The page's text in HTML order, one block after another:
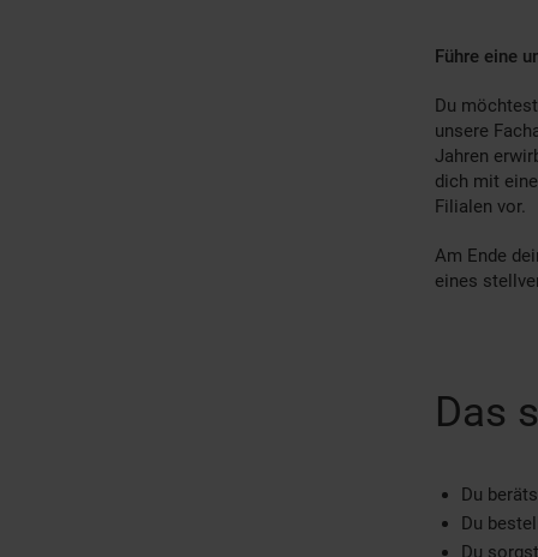
Führe eine
Du
unsere
Jahren
dich mit
Filialen vor.
Am Ende
eines
Das
Du
Du
Du